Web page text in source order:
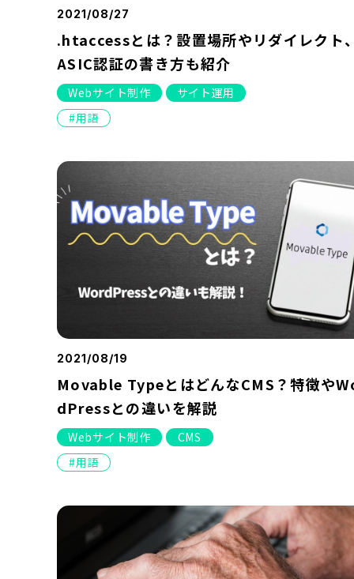
2021/08/27
.htaccessとは？設置場所やリダイレクト
ASIC認証の書き方も紹介
Webサイト制作
サイト運用
用語
2021/08/19
Movable TypeとはどんなCMS？特徴や
dPressとの違いを解説
Webサイト制作
CMS
用語